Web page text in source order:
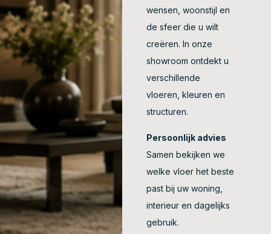
wensen, woonstijl en
de sfeer die u wilt
creëren. In onze
showroom ontdekt u
verschillende
vloeren, kleuren en
structuren.
Persoonlijk advies
Samen bekijken we
welke vloer het beste
past bij uw woning,
interieur en dagelijks
gebruik.